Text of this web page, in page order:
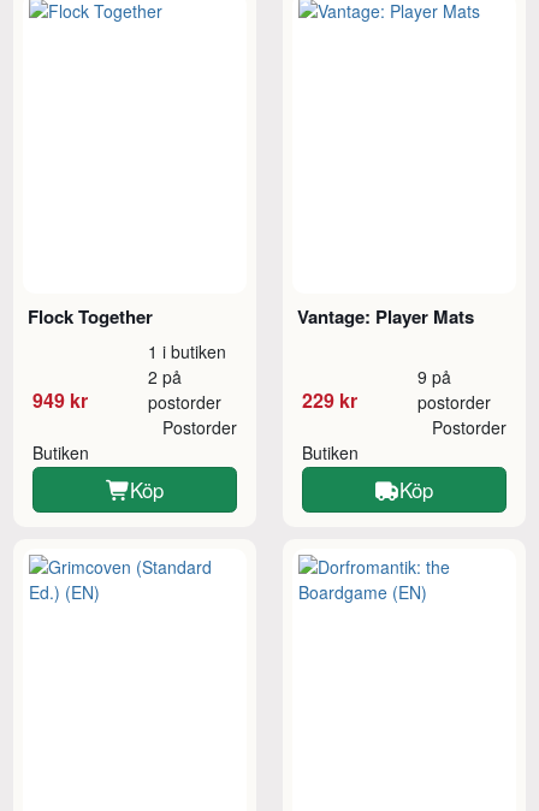
Flock Together
949 kr
1 i butiken
2 på
postorder
Butiken
Postorder
Köp
Vantage: Player Mats
229 kr
9 på
postorder
Butiken
Postorder
Köp